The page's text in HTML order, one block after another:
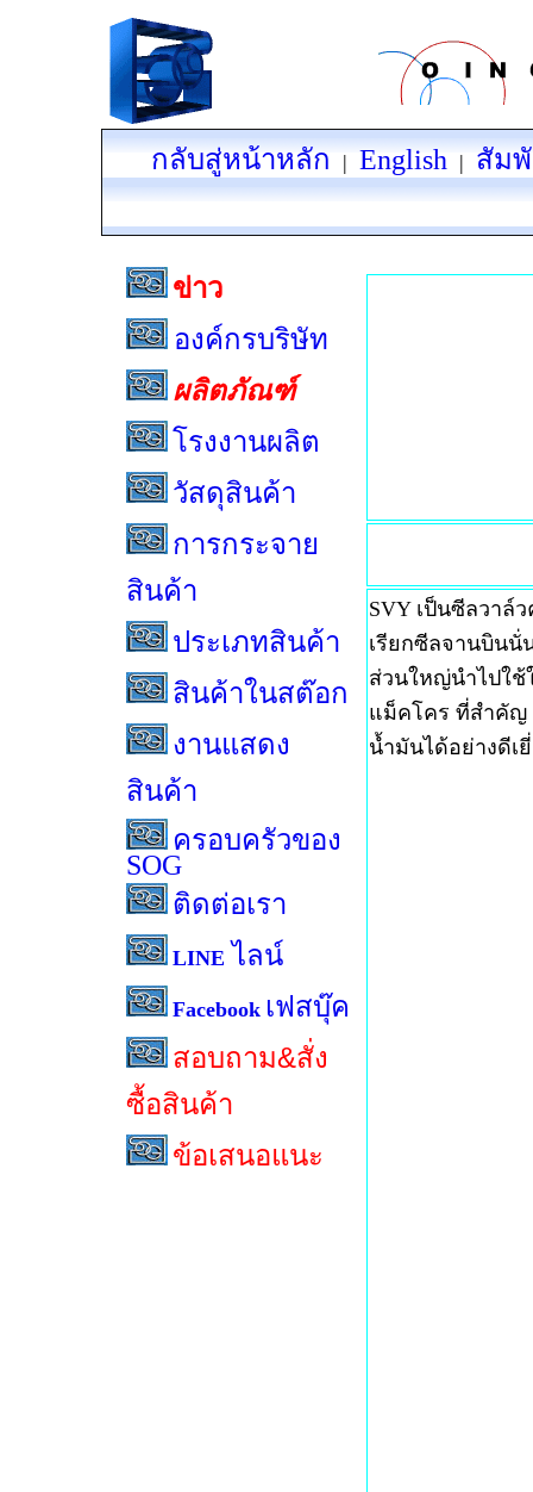
กลับสู่หน้าหลัก | English | สัม
ข่าว
องค์กรบริษัท
ผลิตภัณฑ์
โรงงานผลิต
วัสดุสินค้า
การกระจาย
สินค้า
ประเภทสินค้า
สินค้าในสต๊อก
งานแสดง
สินค้า
ครอบครัวของ
SOG
ติดต่อเรา
LINE ไลน์
Facebook เฟสบุ๊ค
สอบถาม&สั่ง
ซื้อสินค้า
ข้อเสนอแนะ
SVY เป็นซีลวา
เรียกซีลจานบินนั่
ส่วนใหญ่นำไปใช้
แม็คโคร ที่สำคัญ
น้ำมันได้อย่างดีเ